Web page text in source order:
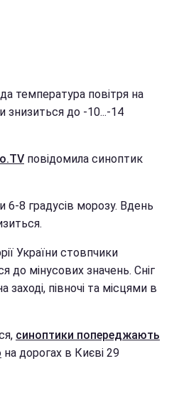
температура повітря на
знизиться до -10...-14
повідомила синоптик
6-8 градусів морозу. Вдень
України стовпчики
до мінусових значень. Сніг
заході, півночі та місцями в
синоптики попереджають
на дорогах в Києві 29